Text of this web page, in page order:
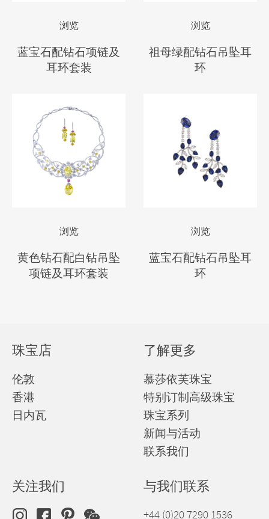
浏览
蓝宝石配钻石项链及
耳环套装
浏览
祖母绿配钻石吊坠耳
环
浏览
黄色钻石配白钻吊坠
项链及耳环套装
浏览
蓝宝石配钻石吊坠耳
环
珠宝店
伦敦
香港
日内瓦
了解更多
慕莎依芙珠宝
特别订制高级珠宝
珠宝系列
新闻与活动
联系我们
关注我们 与我们联系
+44 (0)20 7290 1536